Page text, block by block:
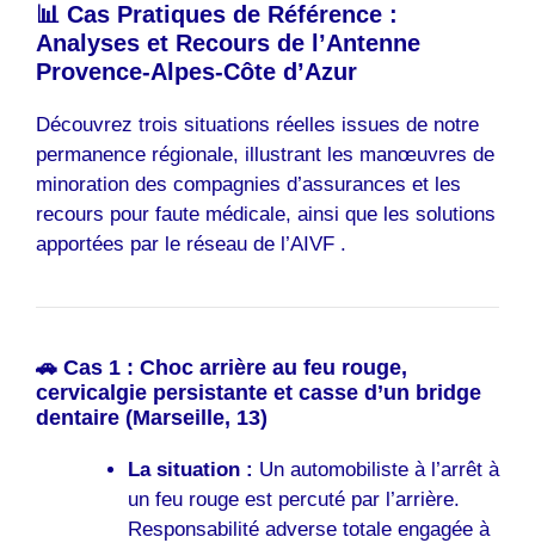
📊 Cas Pratiques de Référence :
Analyses et Recours de l’Antenne
Provence-Alpes-Côte d’Azur
Découvrez trois situations réelles issues de notre
permanence régionale, illustrant les manœuvres de
minoration des compagnies d’assurances et les
recours pour faute médicale, ainsi que les solutions
apportées par le réseau de l’AIVF .
🚗 Cas 1 : Choc arrière au feu rouge,
cervicalgie persistante et casse d’un bridge
dentaire (Marseille, 13)
La situation : Un automobiliste à l’arrêt à
un feu rouge est percuté par l’arrière.
Responsabilité adverse totale engagée à